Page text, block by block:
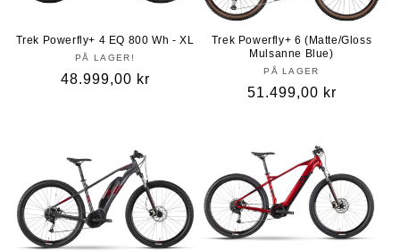
Trek Powerfly+ 4 EQ 800 Wh - XL
PÅ LAGER!
Vanlig
48.999,00 kr
Trek Powerfly+ 6 (Matte/Gloss
Mulsanne Blue)
PÅ LAGER
Vanlig
51.499,00 kr